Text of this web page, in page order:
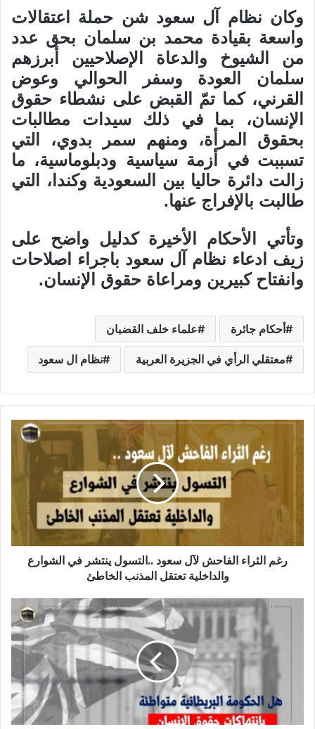
وكان نظام آل سعود شن حملة اعتقالات
واسعة بقيادة محمد بن سلمان بحق عدد
من الشيوخ والدعاة الإصلاحيين أبرزهم
سلمان العودة وسفر الحوالي وعوض
القرني، كما تمّ القبض على نشطاء حقوق
الإنسان، بما في ذلك سيدات مطالبات
بحقوق المرأة، ومنهم سمر بدوي، التي
تسببت في أزمة سياسية ودبلوماسية، ما
زالت دائرة حاليا بين السعودية وكندا، التي
طالبت بالإفراج عنها.
وتأتي الأحكام الأخيرة كدليل واضح على
زيف ادعاء نظام آل سعود باجراء اصلاحات
وانفتاح كبيرين ومراعاة حقوق الإنسان.
أحكام جائرة علماء خلف القضبان
معتقلي الرأي في الجزيرة العربية نظام ال سعود
رغم الثراء الفاحش لآل سعود ..التسول ينتشر في الشوارع
والداخلية تعتقل المذنب الخاطئ